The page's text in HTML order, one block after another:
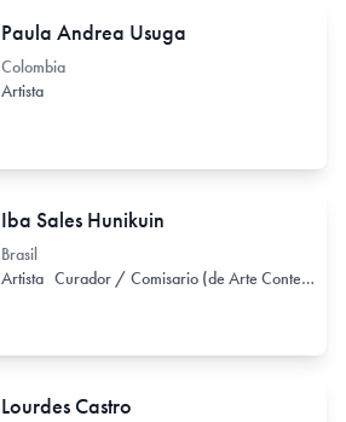
Paula Andrea Usuga
Colombia
Artista
Iba Sales Hunikuin
Brasil
Artista Curador / Comisario (de Arte Contemporáneo)
Lourdes Castro